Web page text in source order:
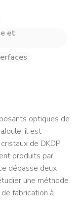
et
optiques de
il est
de DKDP
produits par
dépasse deux
une méthode
fabrication à